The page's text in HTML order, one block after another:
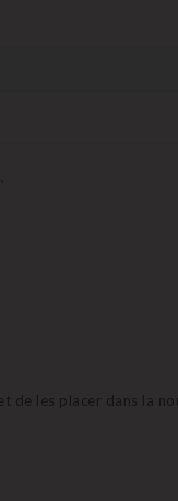
les placer dans la